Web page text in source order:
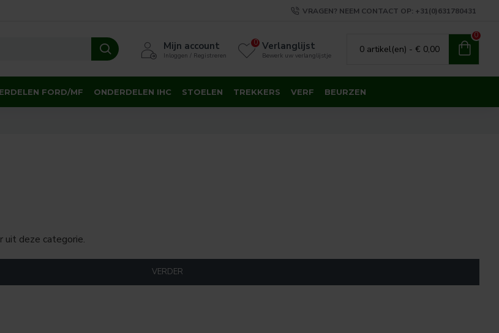
VRAGEN? NEEM CONTACT OP: +31(0)631780431
Mijn account
Inloggen / Registreren
Verlanglijst
Bewerk uw verlanglijstje
0
0 artikel(en) - € 0,00
0
FORD/MF ONDERDELEN IHC STOELEN TREKKERS VERF BEURZEN
uit deze categorie.
VERDER